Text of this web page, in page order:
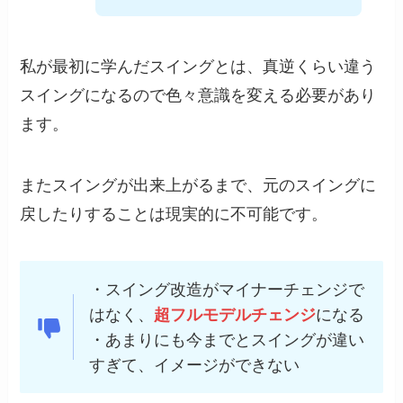
私が最初に学んだスイングとは、真逆くらい違う
スイングになるので色々意識を変える必要があり
ます。
またスイングが出来上がるまで、元のスイングに
戻したりすることは現実的に不可能です。
・スイング改造がマイナーチェンジで
はなく、 超フルモデルチェンジになる
・あまりにも今までとスイングが違い
すぎて、イメージができない